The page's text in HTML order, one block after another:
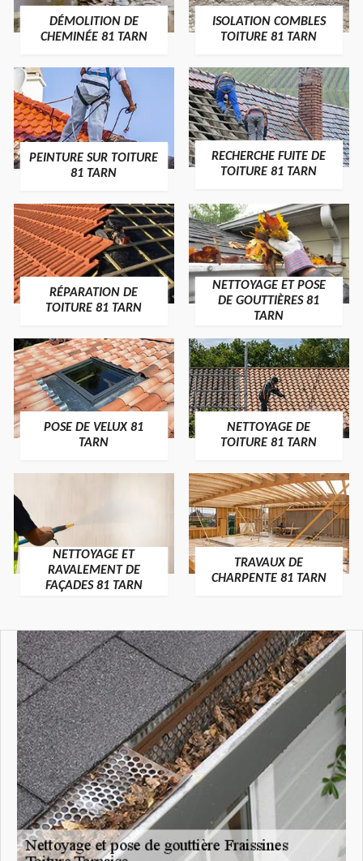
DÉMOLITION DE
CHEMINÉE 81 TARN
ISOLATION COMBLES
TOITURE 81 TARN
PEINTURE SUR TOITURE
81 TARN
RECHERCHE FUITE DE
TOITURE 81 TARN
RÉPARATION DE
TOITURE 81 TARN
NETTOYAGE ET POSE
DE GOUTTIÈRES 81
TARN
POSE DE VELUX 81
TARN
NETTOYAGE DE
TOITURE 81 TARN
NETTOYAGE ET
RAVALEMENT DE
FAÇADES 81 TARN
TRAVAUX DE
CHARPENTE 81 TARN